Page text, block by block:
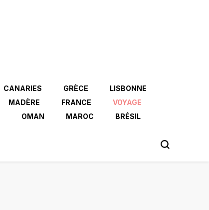
CANARIES GRÈCE
LISBONNE
MADÈRE FRANCE
VOYAGE
OMAN MAROC
BRÉSIL